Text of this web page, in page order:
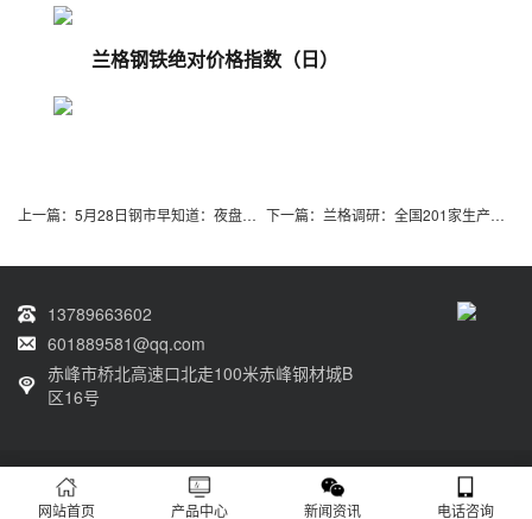
兰格钢铁绝对价格指数（日）
上一篇： 5月28日钢市早知道：夜盘黑色商品止跌回涨 总理强调做好大宗商品和重要物资储备调节 美军对伊朗实施新打击 下一篇： 兰格调研：全国201家生产企业日均铁水产量环比上升（6月3日）
13789663602
601889581@qq.com
赤峰市桥北高速口北走100米赤峰钢材城B
区16号
Copyright © 2022 赤峰力拓物资有限责任公司 All Rights Reserved.
蒙ICP备
2022000199号-1
XML地图
网站首页 产品中心 新闻资讯 电话咨询